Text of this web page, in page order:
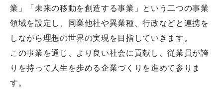
業」「未来の移動を創造する事業」という二つの事業
領域を設定し、同業他社や異業種、行政などと連携を
しながら理想の世界の実現を目指していきます。
この事業を通じ、より良い社会に貢献し、従業員が誇
りを持って人生を歩める企業づくりを進めて参りま
す。